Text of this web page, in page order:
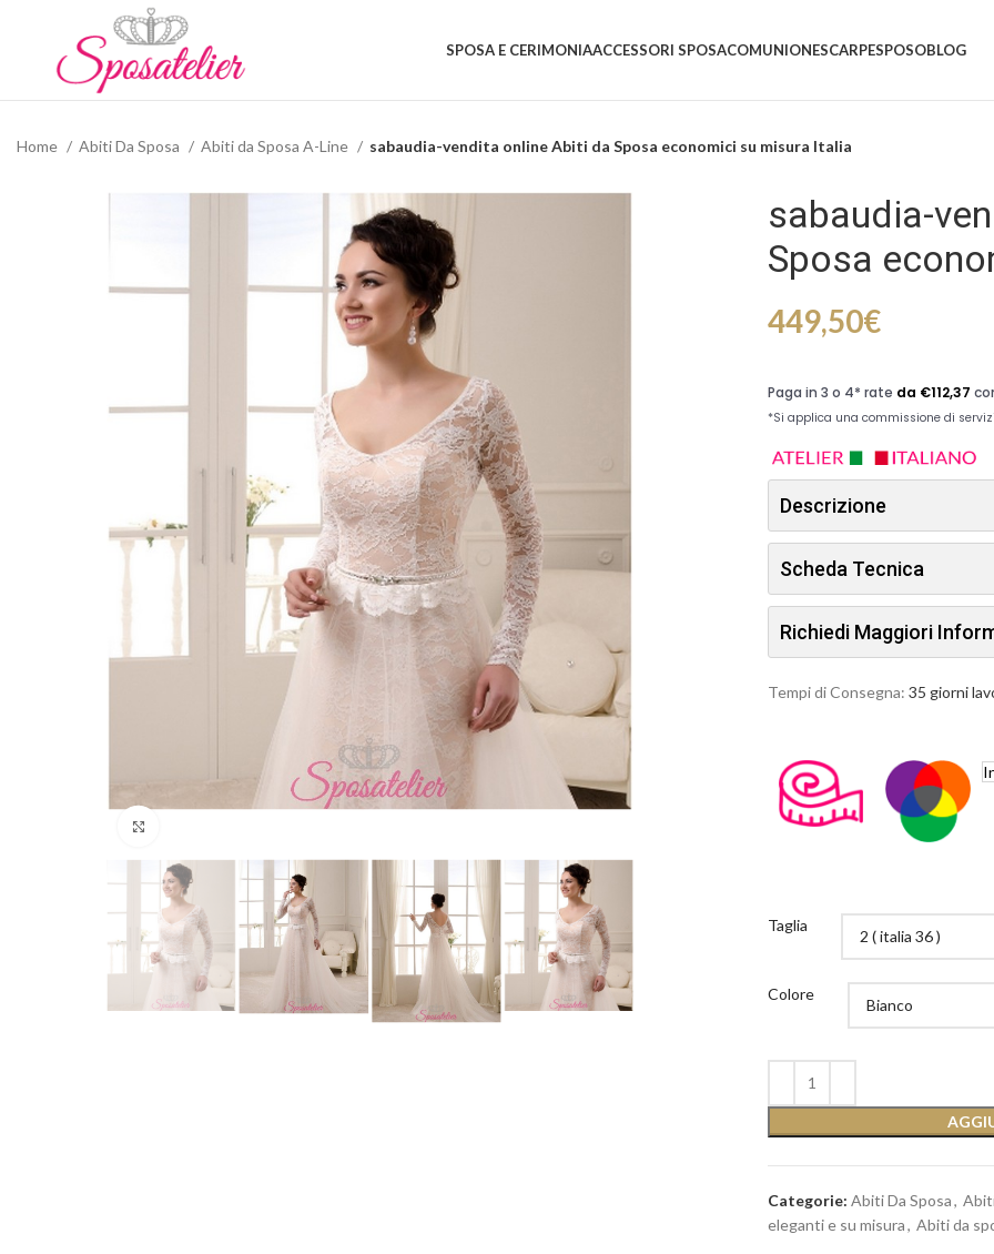
SPOSA E CERIMONIAACCESSORI SPOSACOMUNIONESCARPESPOSOBLOG
Home Abiti Da Sposa Abiti da Sposa A-Line sabaudia-vendita online Abiti da Sposa economici su misura Italia
sabaudia-
Sposa
449,50€
Descrizione
Scheda Tecnica
Richiedi Maggiori
Tempi di Consegna: 35 giorni
Taglia
Colore
Categorie: Abiti Da Sposa,
eleganti e su misura, Abiti da